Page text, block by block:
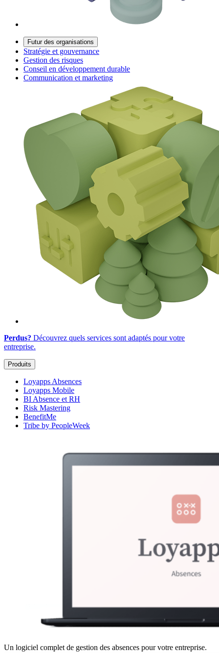
Futur des organisations
Stratégie et gouvernance
Gestion des risques
Conseil en développement durable
Communication et marketing
Perdus? Découvrez quels services sont adaptés pour votre
entreprise.
Produits
Loyapps Absences
Loyapps Mobile
BI Absence et RH
Risk Mastering
BenefitMe
Tribe by PeopleWeek
Un logiciel complet de gestion des absences pour votre entreprise.